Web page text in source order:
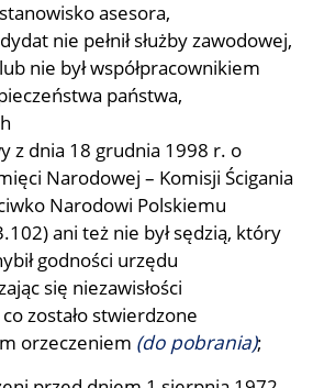
asesora,
nie pełnił służby zawodowej,
nie był współpracownikiem
państwa,
z dnia 18 grudnia 1998 r. o
Narodowej – Komisji Ścigania
Narodowi Polskiemu
ani też nie był sędzią, który
godności urzędu
się niezawisłości
zostało stwierdzone
orzeczeniem (do pobrania);